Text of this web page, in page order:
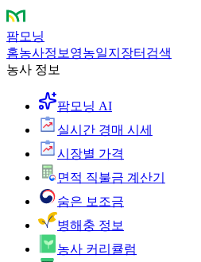
팜모닝
홈농사정보 영농일지 장터 검색
농사 정보
팜모닝 AI
실시간 경매 시세
시장별 가격
면적 직불금 계산기
숨은 보조금
병해충 정보
농사 커리큘럼